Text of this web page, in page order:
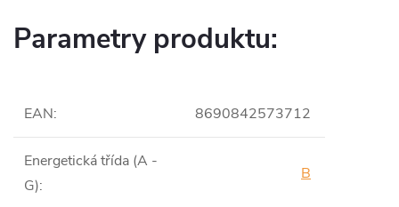
Parametry produktu:
EAN: 8690842573712
Energetická třída (A -
G):
B